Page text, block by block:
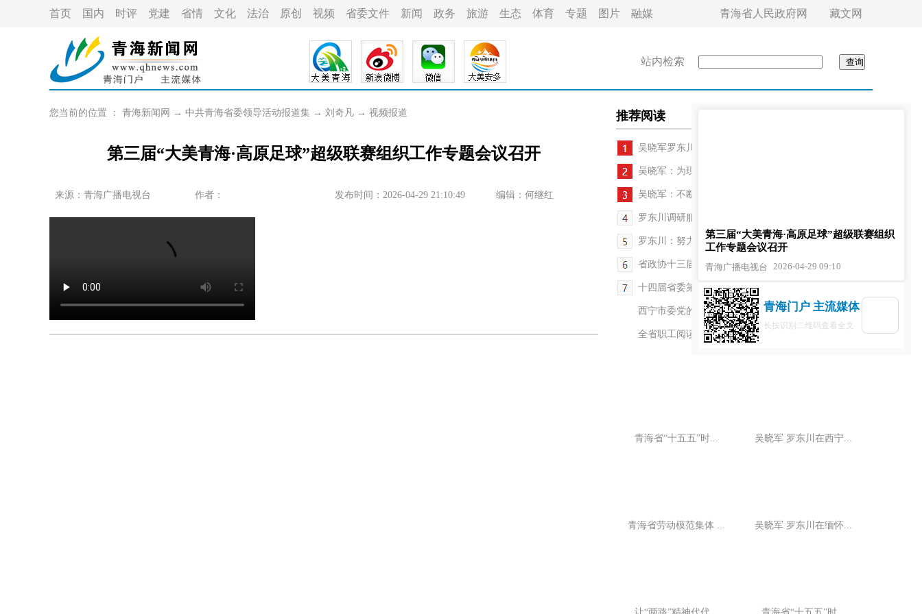
首页 国内 时评 党建 省情 文化 法治 原创 视频 省委文件 新闻 政务 旅游 生态 体育 专题 图片 融媒 青海省人民政府网 藏文网
站内检索
您当前的位置 ： 青海新闻网 → 中共青海省委领导活动报道集 → 刘奇凡 → 视频报道
第三届“大美青海·高原足球”超级联赛组织工作专题会议召开
来源：青海广播电视台 作者： 发布时间：2026-04-29 21:10:49 编辑：何继红
推荐阅读
吴晓军罗东川在青海湖沿线巡湖调研
吴晓军：为现代化新青海建设贡献青春力量
吴晓军：不断增强各族群众获得感幸福感安全感
罗东川调研服务业发展情况
罗东川：努力把每一件实事办到群众心坎上
省政协十三届二十次常委会议召开
十四届省委第十轮巡视动员部署会议召开
西宁市委党的建设工作领导小组会议召开
全省职工阅读成果展示活动在西宁举办
青海省“十五五”时...
青海省劳动模范集体 ...
吴晓军 罗东川在西宁...
吴晓军 罗东川在缅怀...
第三届“大美青海·高原足球”超级联赛组织
工作专题会议召开
青海广播电视台 2026-04-29 09:10
青海门户 主流媒体
长按识别二维码查看全文